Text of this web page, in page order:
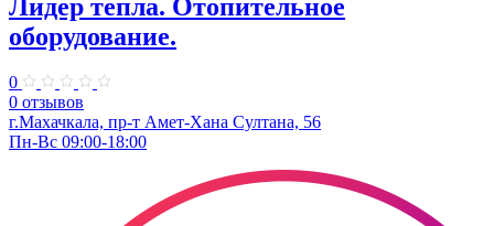
Лидер тепла. Отопительное
оборудование.
0
0 отзывов
г.Махачкала, пр-т Амет-Хана Султана, 56
Пн-Вс 09:00-18:00